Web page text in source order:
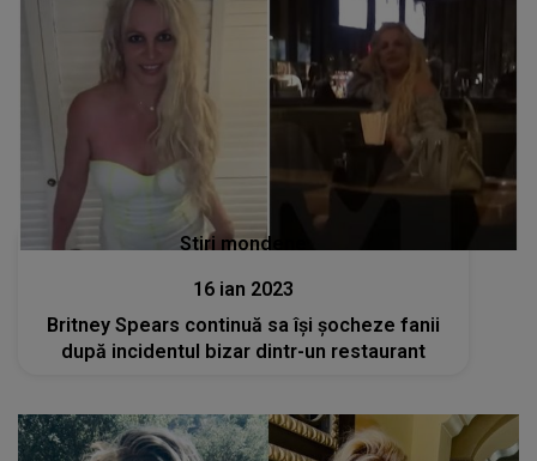
Stiri mondene
16 ian 2023
Britney Spears continuă sa își șocheze fanii
după incidentul bizar dintr-un restaurant